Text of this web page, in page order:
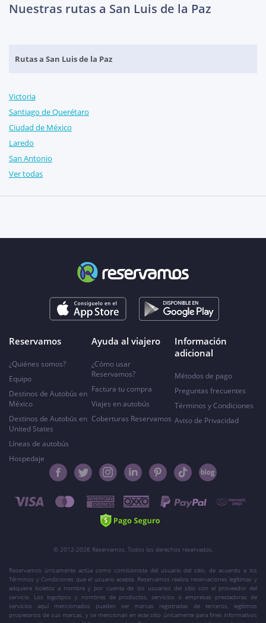
Nuestras rutas a San Luis de la Paz
Rutas a San Luis de la Paz
Victoria
Santiago de Querétaro
Ciudad de México
Laredo
San Antonio
Ver todas
Reservamos
¿Quiénes somos?
Equipo
Destinos de Autobús en
México
Destinos de Autobús en
United States
Líneas de autobús
Hospedaje
Ayuda al viajero
¿Cómo usar
Reservamos?
Factura tu compra
Viajes en autobús
Coberturas Reservamos
Información
adicional
Métodos de pago
Preguntas frecuentes
Términos y Condiciones
Aviso de Privacidad
© 2012-2026 Reservamos. Todos los derechos reservados.
Reservamos únicamente actúa como comisionista del usuario del sitio, de acuerdo a los
Términos y Condiciones que el usuario acepta. Reservamos realiza reservaciones legítimas y
adquiere boletos a nombre y por cuenta de los usuarios del sitio con el proveedor del
servicio. Los logotipos y nombres de productos, servicios o empresas prestadoras de
servicios aquí mencionados pueden ser marcas registradas de terceros, legítimos
propietarios de sus marcas, y se mencionan en este sitio únicamente para fines informativos